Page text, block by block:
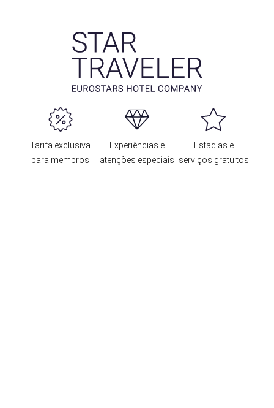
Tarifa exclusiva
para membros
Experiências e
atenções especiais
Estadias e
serviços gratuitos